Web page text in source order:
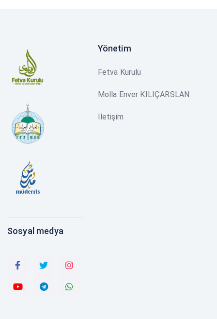
Yönetim
Fetva Kurulu
Molla Enver KILIÇARSLAN
İletişim
Sosyal medya